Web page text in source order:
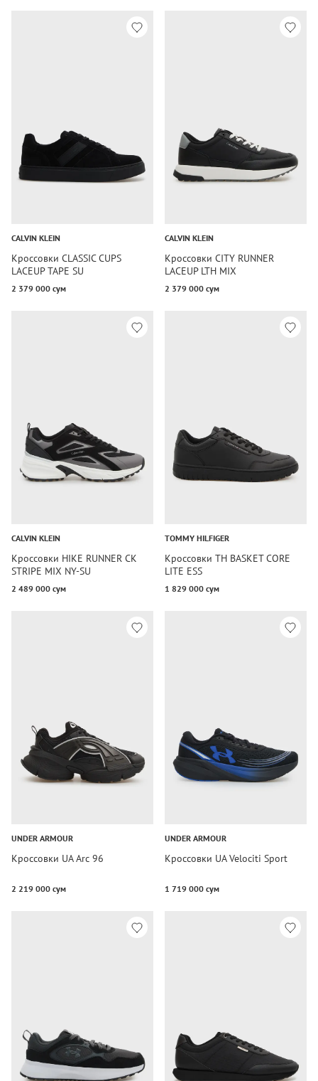
CALVIN KLEIN
Кроссовки CLASSIC CUPS
LACEUP TAPE SU
2 379 000 сум
CALVIN KLEIN
Кроссовки CITY RUNNER
LACEUP LTH MIX
2 379 000 сум
CALVIN KLEIN
Кроссовки HIKE RUNNER CK
STRIPE MIX NY-SU
2 489 000 сум
TOMMY HILFIGER
Кроссовки TH BASKET CORE
LITE ESS
1 829 000 сум
UNDER ARMOUR
Кроссовки UA Arc 96
2 219 000 сум
UNDER ARMOUR
Кроссовки UA Velociti Sport
1 719 000 сум